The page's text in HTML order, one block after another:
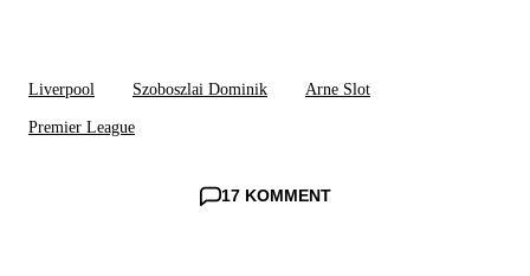
Liverpool Szoboszlai Dominik Arne Slot
Premier League
17 KOMMENT